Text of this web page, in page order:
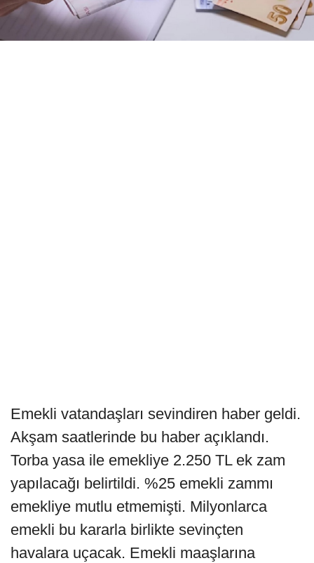
Emekli vatandaşları sevindiren haber geldi.
Akşam saatlerinde bu haber açıklandı.
Torba yasa ile emekliye 2.250 TL ek zam
yapılacağı belirtildi. %25 emekli zammı
emekliye mutlu etmemişti. Milyonlarca
emekli bu kararla birlikte sevinçten
havalara uçacak. Emekli maaşlarına